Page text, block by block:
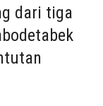
dari tiga